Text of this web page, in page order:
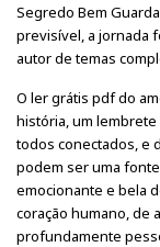
Segredo Bem
previsível, a jornada
autor de temas
O ler grátis pdf do
história, um
todos conectados, e
podem ser uma
emocionante e bela
coração humano, de
profundamente